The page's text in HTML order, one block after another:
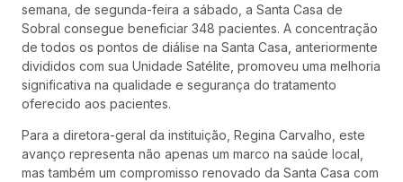
semana, de segunda-feira a sábado, a Santa Casa de
Sobral consegue beneficiar 348 pacientes. A concentração
de todos os pontos de diálise na Santa Casa, anteriormente
divididos com sua Unidade Satélite, promoveu uma melhoria
significativa na qualidade e segurança do tratamento
oferecido aos pacientes.
Para a diretora-geral da instituição, Regina Carvalho, este
avanço representa não apenas um marco na saúde local,
mas também um compromisso renovado da Santa Casa com